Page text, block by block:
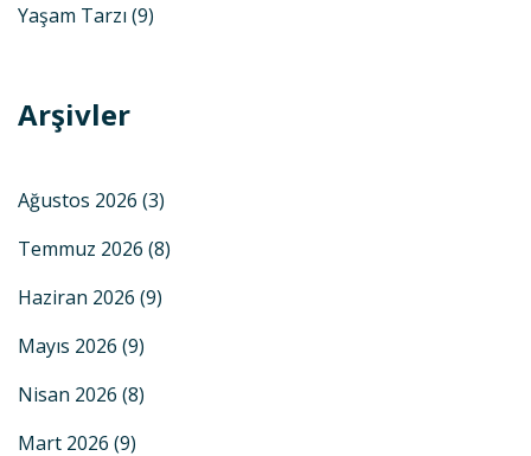
Yaşam Tarzı (9)
Arşivler
Ağustos 2026 (3)
Temmuz 2026 (8)
Haziran 2026 (9)
Mayıs 2026 (9)
Nisan 2026 (8)
Mart 2026 (9)